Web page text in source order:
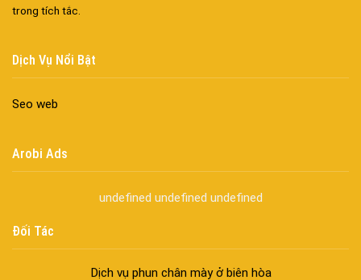
trong tích tắc.
Dịch Vụ Nổi Bật
Seo web
Arobi Ads
undefined undefined undefined
Đối Tác
Cửa nhôm cách âm – Sự yên bình trong nhịp sống hiện đại
Cửa nhôm xếp trượt – Kết nối không gian sống
Cửa nhôm trượt view lớn – Nâng tầm đẳng cấp sống
Cửa sổ trượt đứng – Điểm nhấn sáng tạo trong kiến trúc
Điêu khắc chân mày ở biên hòa
Dịch vụ phun môi ở biên hòa
Biển số nhà nhôm đúc